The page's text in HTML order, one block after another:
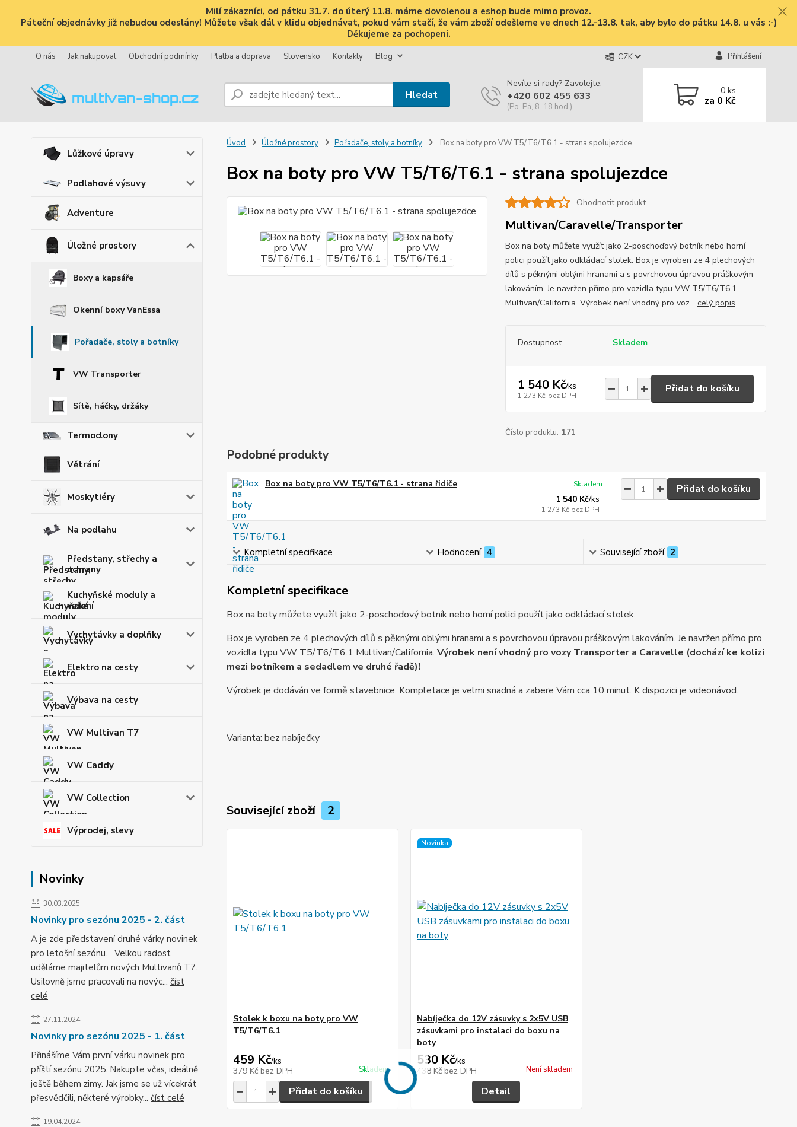
Milí zákazníci, od pátku 31.7. do úterý 11.8. máme dovolenou a eshop bude mimo provoz.
Páteční objednávky již nebudou odeslány! Můžete však dál v klidu objednávat, pokud vám stačí, že vám zboží odešleme ve dnech 12.-13.8. tak, aby bylo do pátku 14.8. u vás :-)
Děkujeme za pochopení.
O nás Jak nakupovat Obchodní podmínky Platba a doprava Slovensko Kontakty Blog CZK Přihlášení
Hledat
Nevíte si rady? Zavolejte.
+420 602 455 633
(Po-Pá, 8-18 hod.)
0ks
za 0 Kč
Lůžkové úpravy
Podlahové výsuvy
Adventure
Úložné prostory
Boxy a kapsáře
Okenní boxy VanEssa
Pořadače, stoly a botníky
VW Transporter
Sítě, háčky, držáky
Termoclony
Větrání
Moskytiéry
Na podlahu
Předstany, střechy a
ochrany
Kuchyňské moduly a
vaření
Vychytávky a doplňky
Elektro na cesty
Výbava na cesty
VW Multivan T7
VW Caddy
VW Collection
Výprodej, slevy
Novinky
30.03.2025
Novinky pro sezónu 2025 - 2. část
A je zde představení druhé várky novinek
pro letošní sezónu. Velkou radost
uděláme majitelům nových Multivanů T7.
Usilovně jsme pracovali na novýc... číst
celé
27.11.2024
Novinky pro sezónu 2025 - 1. část
Přinášíme Vám první várku novinek pro
příští sezónu 2025. Nakupte včas, ideálně
ještě během zimy. Jak jsme se už vícekrát
přesvědčili, některé výrobky... číst celé
19.04.2024
Úvod Úložné prostory Pořadače, stoly a botníky Box na boty pro VW T5/T6/T6.1 - strana spolujezdce
Box na boty pro VW T5/T6/T6.1 - strana spolujezdce
Ohodnotit produkt
Multivan/Caravelle/Transporter
Box na boty můžete využít jako 2-poschoďový botník nebo horní
polici použít jako odkládací stolek. Box je vyroben ze 4 plechových
dílů s pěknými oblými hranami a s povrchovou úpravou práškovým
lakováním. Je navržen přímo pro vozidla typu VW T5/T6/T6.1
Multivan/California. Výrobek není vhodný pro voz... celý popis
Dostupnost Skladem
1 540 Kč/ks
1 273 Kč bez DPH
Přidat do košíku
Číslo produktu: 171
Podobné produkty
Box na boty pro VW T5/T6/T6.1 - strana řidiče
1 540 Kč/ks
1 273 Kč bez DPH
Skladem Přidat do košíku
Kompletní specifikace Hodnocení 4 Související zboží 2
Kompletní specifikace
Box na boty můžete využít jako 2-poschoďový botník nebo horní polici použít jako odkládací stolek.
Box je vyroben ze 4 plechových dílů s pěknými oblými hranami a s povrchovou úpravou práškovým lakováním. Je navržen přímo pro
vozidla typu VW T5/T6/T6.1 Multivan/California. Výrobek není vhodný pro vozy Transporter a Caravelle (dochází ke kolizi
mezi botníkem a sedadlem ve druhé řadě)!
Výrobek je dodáván ve formě stavebnice. Kompletace je velmi snadná a zabere Vám cca 10 minut. K dispozici je videonávod.
Varianta: bez nabíječky
Související zboží 2
Stolek k boxu na boty pro VW
T5/T6/T6.1
459 Kč/ks
379 Kč bez DPH Skladem
Přidat do košíku
Novinka
Nabíječka do 12V zásuvky s 2x5V USB
zásuvkami pro instalaci do boxu na
boty
530 Kč/ks
438 Kč bez DPH Není skladem
Detail